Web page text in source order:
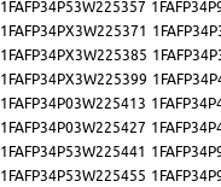
1FAFP34P53W225357
1FAFP34PX3W225371
1FAFP34PX3W225385
1FAFP34PX3W225399
1FAFP34P03W225413
1FAFP34P03W225427
1FAFP34P53W225441
1FAFP34P53W225455